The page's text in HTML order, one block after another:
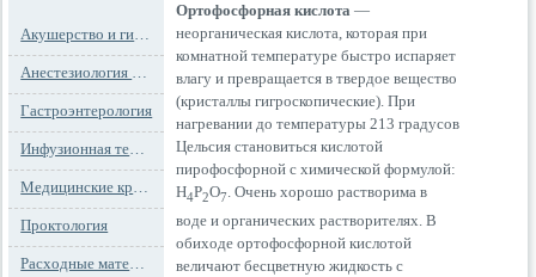
Акушерство и гинекология
Анестезиология и реанимация
Гастроэнтерология
Инфузионная терапия
Медицинские кресла
Проктология
Расходные материалы
Ортофосфорная кислота —
неорганическая кислота, которая при
комнатной температуре быстро испаряет
влагу и превращается в твердое вещество
(кристаллы гигроскопические). При
нагревании до температуры 213 градусов
Цельсия становиться кислотой
пирофосфорной с химической формулой:
H4P2O7. Очень хорошо растворима в
воде и органических растворителях. В
обиходе ортофосфорной кислотой
величают бесцветную жидкость с